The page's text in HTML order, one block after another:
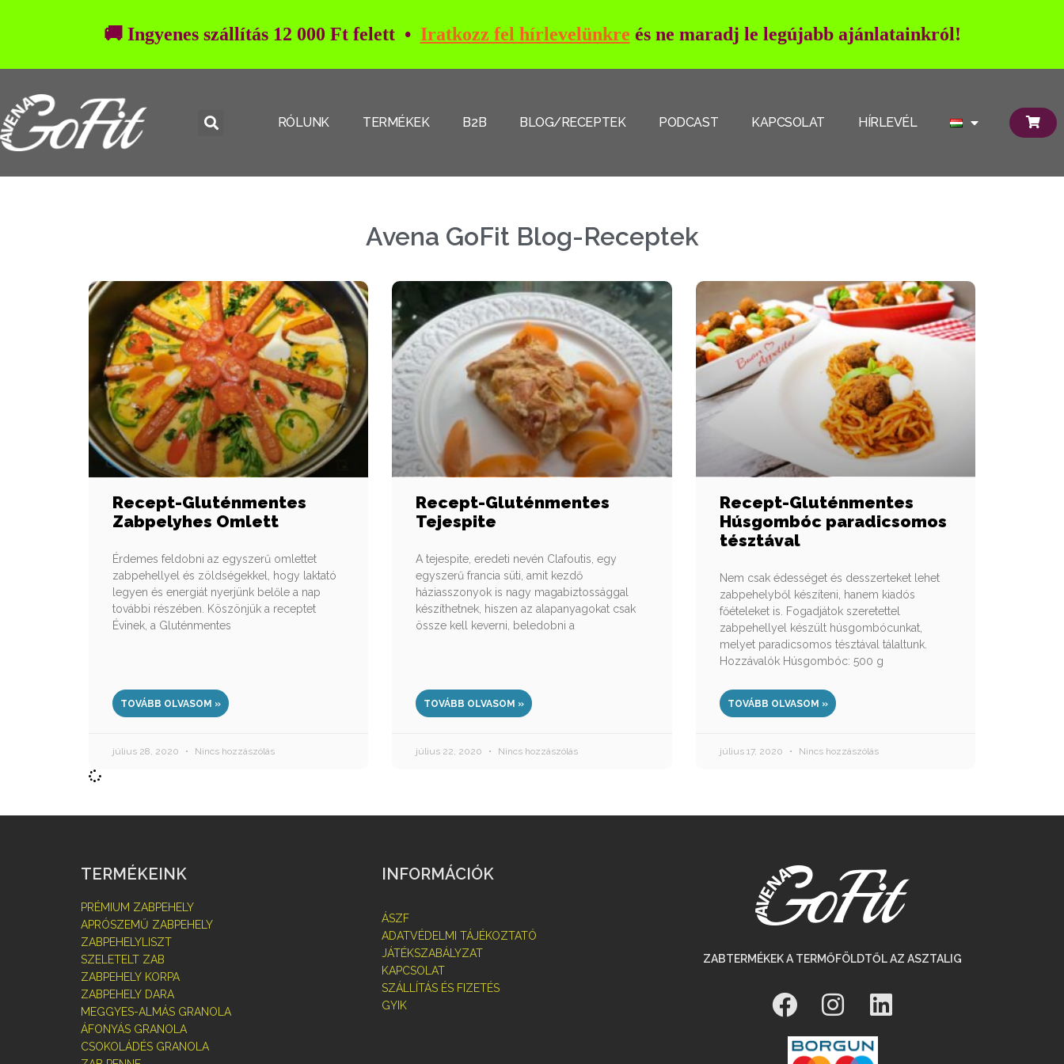
🚚 Ingyenes szállítás 12 000 Ft felett • Iratkozz fel hírlevelünkre és ne maradj le legújabb ajánlatainkról!
RÓLUNK TERMÉKEK B2B BLOG/RECEPTEK PODCAST KAPCSOLAT HÍRLEVÉL
Avena GoFit Blog-Receptek
Recept-Gluténmentes
Zabpelyhes Omlett
Érdemes feldobni az egyszerű omlettet
zabpehellyel és zöldségekkel, hogy laktató
legyen és energiát nyerjünk belőle a nap
további részében. Köszönjük a receptet
Évinek, a Gluténmentes
TOVÁBB OLVASOM »
július 28, 2020 Nincs hozzászólás
Recept-Gluténmentes
Tejespite
A tejespite, eredeti nevén Clafoutis, egy
egyszerű francia süti, amit kezdő
háziasszonyok is nagy magabiztossággal
készíthetnek, hiszen az alapanyagokat csak
össze kell keverni, beledobni a
TOVÁBB OLVASOM »
július 22, 2020 Nincs hozzászólás
Recept-Gluténmentes
Húsgombóc paradicsomos
tésztával
Nem csak édességet és desszerteket lehet
zabpehelyből készíteni, hanem kiadós
főételeket is. Fogadjátok szeretettel
zabpehellyel készült húsgombócunkat,
melyet paradicsomos tésztával tálaltunk.
Hozzávalók Húsgombóc: 500 g
TOVÁBB OLVASOM »
július 17, 2020 Nincs hozzászólás
TERMÉKEINK
PRÉMIUM ZABPEHELY
APRÓSZEMŰ ZABPEHELY
ZABPEHELYLISZT
SZELETELT ZAB
ZABPEHELY KORPA
ZABPEHELY DARA
MEGGYES-ALMÁS GRANOLA
ÁFONYÁS GRANOLA
CSOKOLÁDÉS GRANOLA
INFORMÁCIÓK
ÁSZF
ADATVÉDELMI TÁJÉKOZTATÓ
JÁTÉKSZABÁLYZAT
KAPCSOLAT
SZÁLLÍTÁS ÉS FIZETÉS
GYIK
ZABTERMÉKEK A TERMŐFÖLDTŐL AZ ASZTALIG